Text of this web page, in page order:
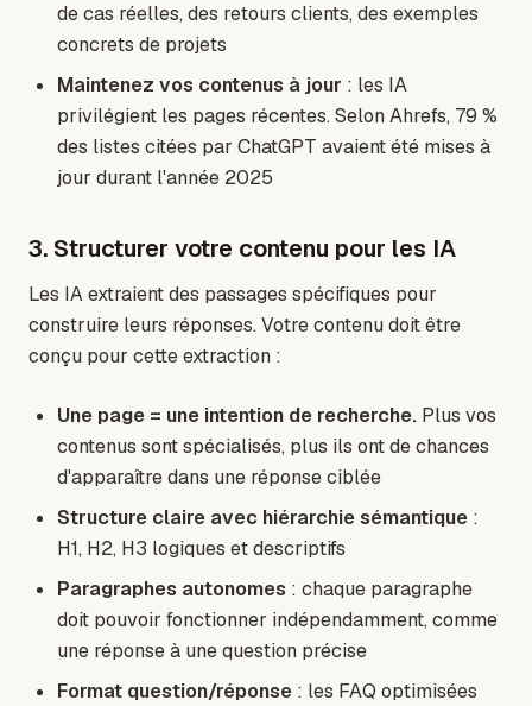
de cas réelles, des retours clients, des exemples
concrets de projets
Maintenez vos contenus à jour : les IA
privilégient les pages récentes. Selon Ahrefs, 79 %
des listes citées par ChatGPT avaient été mises à
jour durant l'année 2025
3. Structurer votre contenu pour les IA
Les IA extraient des passages spécifiques pour
construire leurs réponses. Votre contenu doit être
conçu pour cette extraction :
Une page = une intention de recherche. Plus vos
contenus sont spécialisés, plus ils ont de chances
d'apparaître dans une réponse ciblée
Structure claire avec hiérarchie sémantique :
H1, H2, H3 logiques et descriptifs
Paragraphes autonomes : chaque paragraphe
doit pouvoir fonctionner indépendamment, comme
une réponse à une question précise
Format question/réponse : les FAQ optimisées